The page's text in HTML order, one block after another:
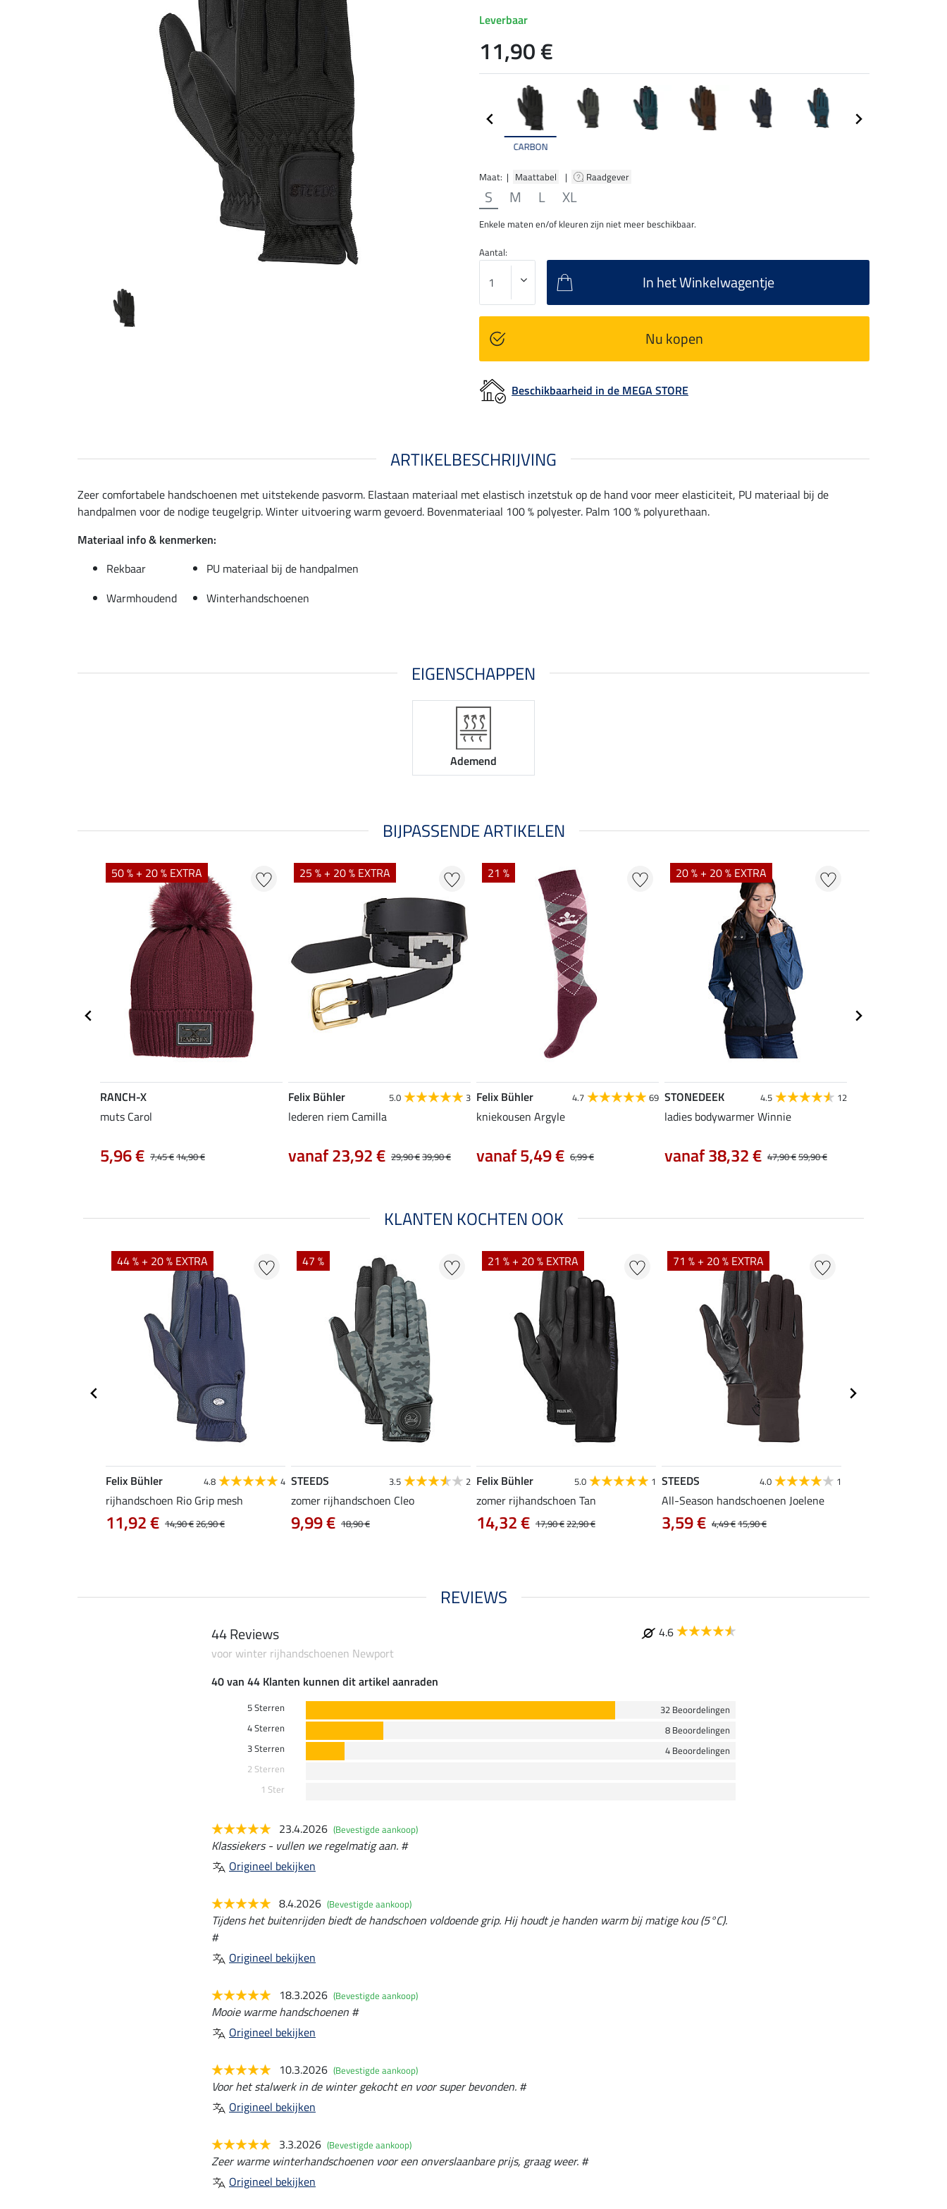
CARBON
Maat: | Maattabel | Raadgever
S M L XL
Enkele maten en/of kleuren zijn niet meer beschikbaar.
Leverbaar
11,90 €
Aantal:
In het Winkelwagentje
Nu kopen
Beschikbaarheid in de MEGA STORE
ARTIKELBESCHRIJVING
Zeer comfortabele handschoenen met uitstekende pasvorm. Elastaan materiaal met elastisch inzetstuk op de hand voor meer elasticiteit, PU materiaal bij de
handpalmen voor de nodige teugelgrip. Winter uitvoering warm gevoerd. Bovenmateriaal 100 % polyester. Palm 100 % polyurethaan.
Materiaal info & kenmerken:
Rekbaar
PU materiaal bij de handpalmen
Warmhoudend
Winterhandschoenen
EIGENSCHAPPEN
Ademend
BIJPASSENDE ARTIKELEN
50 % + 20 % EXTRA
RANCH-X
muts Carol
7,45 €14,90 €
5,96 €
25 % + 20 % EXTRA
Felix Bühler 5.0 3
lederen riem Camilla
29,90 €39,90 €
vanaf 23,92 €
21 %
Felix Bühler 4.7 69
kniekousen Argyle
6,99 €
vanaf 5,49 €
20 % + 20 % EXTRA
STONEDEEK 4.5 12
ladies bodywarmer Winnie
47,90 €59,90 €
vanaf 38,32 €
KLANTEN KOCHTEN OOK
44 % + 20 % EXTRA
Felix Bühler 4.8 4
rijhandschoen Rio Grip mesh
14,90 €26,90 €
11,92 €
47 %
STEEDS 3.5 2
zomer rijhandschoen Cleo
18,90 €
9,99 €
21 % + 20 % EXTRA
Felix Bühler 5.0 1
zomer rijhandschoen Tan
17,90 €22,90 €
14,32 €
71 % + 20 % EXTRA
STEEDS 4.0 1
All-Season handschoenen Joelene
4,49 €15,90 €
3,59 €
REVIEWS
44 Reviews
4.6
voor winter rijhandschoenen Newport
40 van 44 Klanten kunnen dit artikel aanraden
5 Sterren
32 Beoordelingen
4 Sterren
8 Beoordelingen
3 Sterren
4 Beoordelingen
2 Sterren
1 Ster
23.4.2026 (Bevestigde aankoop)
Klassiekers - vullen we regelmatig aan. #
Origineel bekijken
8.4.2026 (Bevestigde aankoop)
Tijdens het buitenrijden biedt de handschoen voldoende grip. Hij houdt je handen warm bij matige kou (5°C).
#
Origineel bekijken
18.3.2026 (Bevestigde aankoop)
Mooie warme handschoenen #
Origineel bekijken
10.3.2026 (Bevestigde aankoop)
Voor het stalwerk in de winter gekocht en voor super bevonden. #
Origineel bekijken
3.3.2026 (Bevestigde aankoop)
Zeer warme winterhandschoenen voor een onverslaanbare prijs, graag weer. #
Origineel bekijken